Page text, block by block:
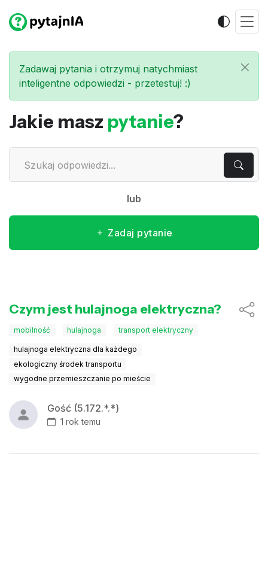
Zadawaj pytania i otrzymuj natychmiast
inteligentne odpowiedzi - przetestuj! :)
Jakie masz pytanie?
lub
Zadaj pytanie
Czym jest hulajnoga elektryczna?
mobilność hulajnoga transport elektryczny
hulajnoga elektryczna dla każdego
ekologiczny środek transportu
wygodne przemieszczanie po mieście
Gość (5.172.*.*)
1 rok temu